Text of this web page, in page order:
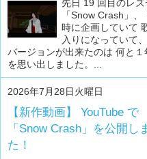
先日 19 回目のレ
「Snow Crash」
時に企画していて
入りになっていて
バージョンが出来たのは 何と
を思い出しました。...
2026年7月28日火曜日
【新作動画】 YouTube で
「Snow Crash」を公開し
た！